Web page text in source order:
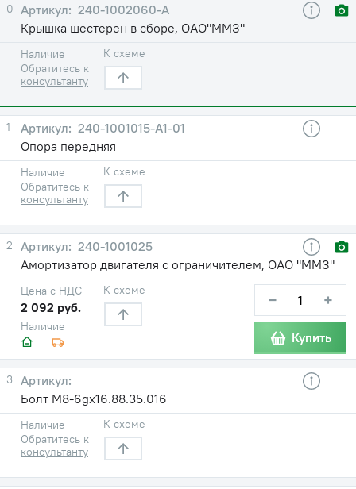
0
240-1002060-А
Крышка шестерен в сборе, ОАО"ММЗ"
Наличие
Обратитесь к
консультанту
К схеме
1
240-1001015-А1-01
Опора передняя
Наличие
Обратитесь к
консультанту
К схеме
2
240-1001025
Амортизатор двигателя с ограничителем, ОАО "ММЗ"
Наличие
Цена с НДС
2 092 руб.
К схеме − +
Купить
3
Болт М8-6gх16.88.35.016
Наличие
Обратитесь к
консультанту
К схеме